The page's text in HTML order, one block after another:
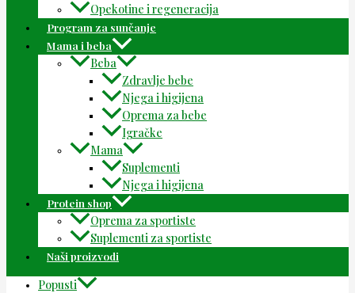
Opekotine i regeneracija
Program za sunčanje
Mama i beba
Beba
Zdravlje bebe
Njega i higijena
Oprema za bebe
Igračke
Mama
Suplementi
Njega i higijena
Protein shop
Oprema za sportiste
Suplementi za sportiste
Naši proizvodi
Popusti